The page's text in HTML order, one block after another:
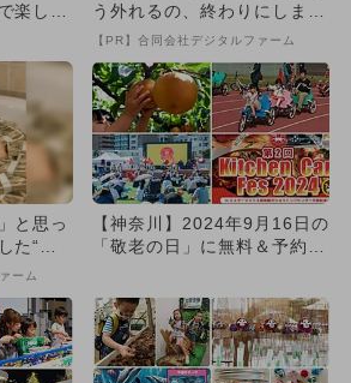
楽しめ
う外れるの、終わりにしませ
んか
【PR】合同会社デジタルファーム
と思っ
た“買
ーム
【神奈川】2024年9月16日の
「敬老の日」に無料＆予約不